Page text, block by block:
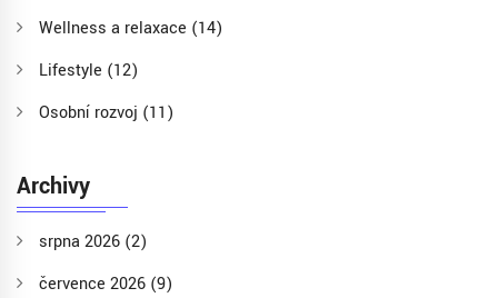
Wellness a relaxace (14)
Lifestyle (12)
Osobní rozvoj (11)
Archivy
srpna 2026 (2)
července 2026 (9)